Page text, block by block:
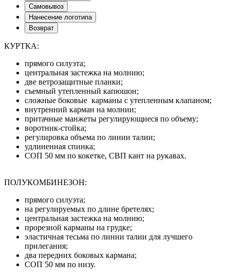
Самовывоз
Нанесение логотипа
Возврат
КУРТКА:
прямого силуэта;
центральная застежка на молнию;
две ветрозащитные планки;
съемный утепленный капюшон;
сложные боковые карманы с утепленным клапаном;
внутренний карман на молнии;
притачные манжеты регулирующиеся по объему;
воротник-стойка;
регулировка объема по линии талии;
удлиненная спинка;
СОП 50 мм по кокетке, СВП кант на рукавах.
ПОЛУКОМБИНЕЗОН:
прямого силуэта;
на регулируемых по длине бретелях;
центральная застежка на молнию;
прорезной карманы на грудке;
эластичная тесьма по линии талии для лучшего
прилегания;
два передних боковых кармана;
СОП 50 мм по низу.